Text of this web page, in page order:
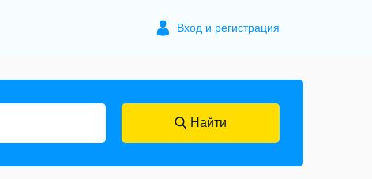
Вход и регистрация
Найти